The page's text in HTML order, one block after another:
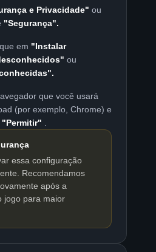
e Privacidade" ou
"Segurança".
em "Instalar
ou
que você usará
(por exemplo, Chrome) e
"Permitir"
essa configuração
Recomendamos
após a
jogo para maior